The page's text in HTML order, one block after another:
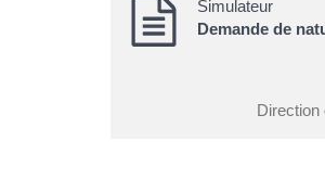
Simulateur
Demande de
Direction